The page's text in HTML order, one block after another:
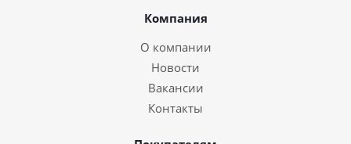
Компания
О компании
Новости
Вакансии
Контакты